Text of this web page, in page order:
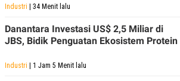
Industri | 34 Menit lalu
Danantara Investasi US$ 2,5 Miliar di
JBS, Bidik Penguatan Ekosistem Protein
Industri | 1 Jam 5 Menit lalu